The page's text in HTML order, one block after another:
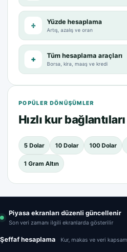
÷ Yüzde hesaplama
Artış, azalış ve oran
+ Tüm hesaplama araçları
Borsa, kira, maaş ve kredi
POPÜLER DÖNÜŞÜMLER
Hızlı kur bağlantıları
5 Dolar 10 Dolar 100 Dolar
1 Gram Altın
Piyasa ekranları düzenli güncellenir
Son veri zamanı ilgili ekranlarda gösterilir
Şeffaf hesaplama Kur, makas ve veri